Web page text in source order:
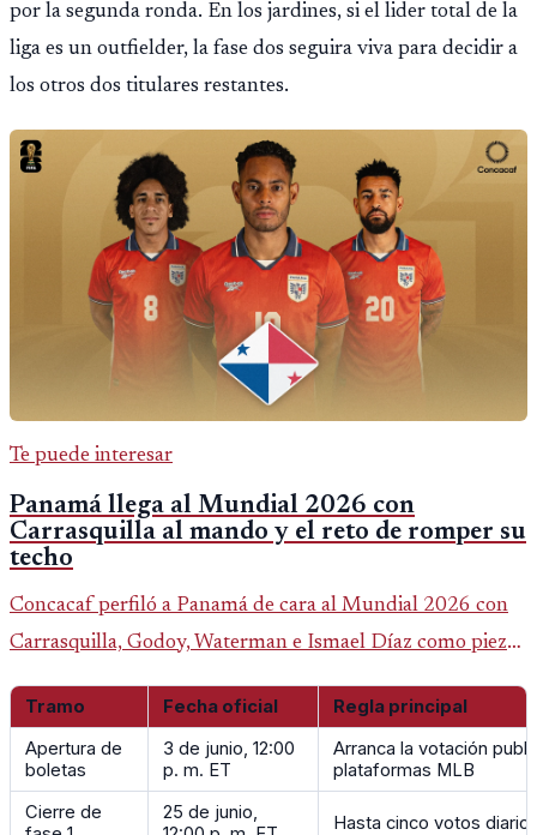
por la segunda ronda. En los jardines, si el lider total de la
liga es un outfielder, la fase dos seguira viva para decidir a
los otros dos titulares restantes.
Te puede interesar
Panamá llega al Mundial 2026 con
Carrasquilla al mando y el reto de romper su
techo
Concacaf perfiló a Panamá de cara al Mundial 2026 con
Carrasquilla, Godoy, Waterman e Ismael Díaz como piezas
centrales en un grupo que también incluye a Inglaterra,
Croacia y Ghana.
Tramo Fecha oficial
Regla principal
Apertura de
boletas
3 de junio, 12:00
p. m. ET
Arranca la votación
plataformas MLB
Cierre de
25 de junio,
Hasta cinco votos